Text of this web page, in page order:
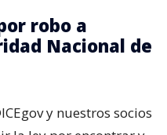
robo a
Nacional de
y nuestros socios